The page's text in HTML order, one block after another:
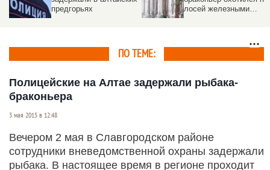
предгорьях
лосей железными
ПО ТЕМЕ:
Полицейские на Алтае задержали рыбака-
браконьера
3 мая 2015 в 12:48
Вечером 2 мая в Славгородском районе
сотрудники вневедомственной охраны задержали
рыбака. В настоящее время в регионе проходит